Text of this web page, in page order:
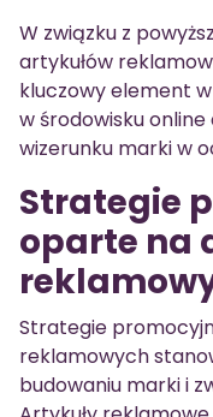
W związku z
artykułów
kluczowy element
w środowisku
wizerunku marki w
Strategie
oparte na
Strategie
reklamowych
budowaniu marki i